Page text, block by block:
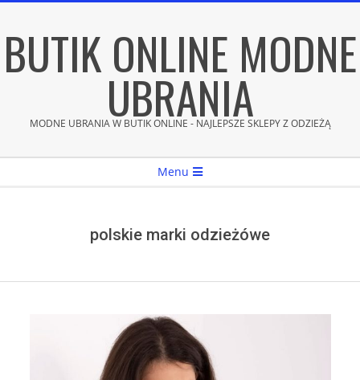
content
BUTIK ONLINE MODNE
UBRANIA
MODNE UBRANIA W BUTIK ONLINE - NAJLEPSZE SKLEPY Z ODZIEŻĄ
Menu
polskie marki odzieżówe